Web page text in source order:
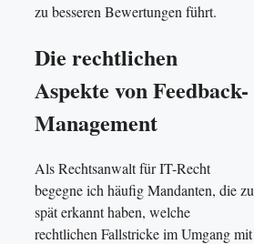
zu besseren Bewertungen führt.
Die rechtlichen
Aspekte von Feedback-
Management
Als Rechtsanwalt für IT-Recht
begegne ich häufig Mandanten, die zu
spät erkannt haben, welche
rechtlichen Fallstricke im Umgang mit